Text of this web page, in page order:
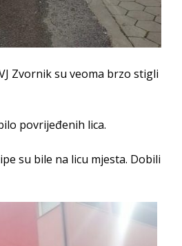
Zvornik su veoma brzo stigli
povrijeđenih lica.
su bile na licu mjesta. Dobili